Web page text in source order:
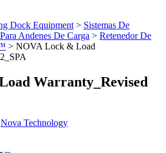
Dock Equipment > Sistemas De
Andenes De Carga > Retenedor De
> NOVA Lock & Load
Warranty_Revised
Nova Technology